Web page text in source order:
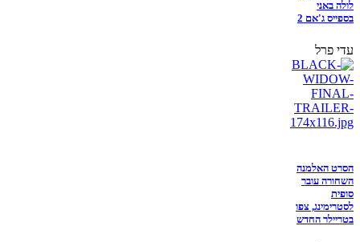
לולה באני
בספייס ג'אם 2
עדי פרל
הסרט האלמנה
השחורה עובר
סופית
לסטרימינג, צפו
בטריילר החדש